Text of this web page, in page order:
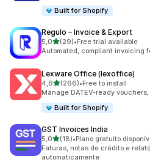
Built for Shopify
Regulo – Invoice & Export
5,0de 5 estrelas
(29)
29 avaliações ao todo
•Free trial available
Automated, compliant invoicing
Lexware Office (lexoffice)
4,6de 5 estrelas
(266)
266 avaliações ao todo
•Free to install
Manage DATEV-ready
Built for Shopify
GST Invoices India
5,0de 5 estrelas
(18)
18 avaliações ao todo
•Plano gratuito
Faturas, notas de crédito e
automaticamente